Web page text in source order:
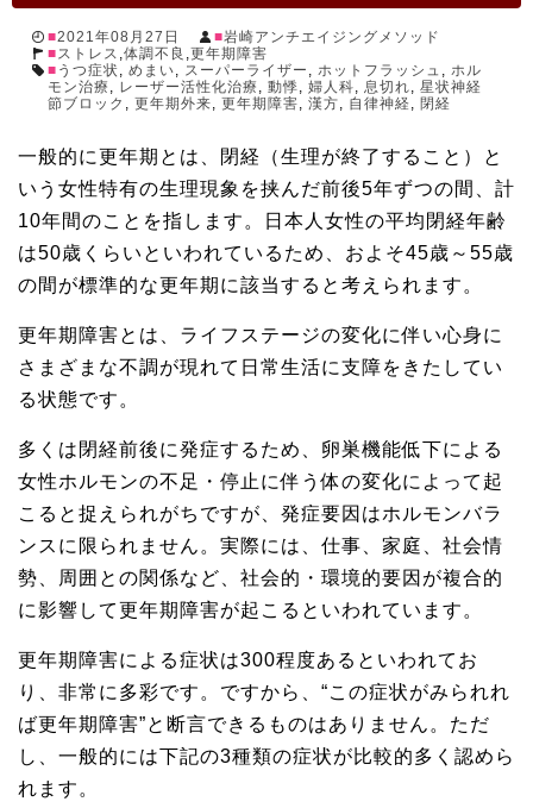
2021年08月27日
岩崎アンチエイジングメソッド
ストレス 体調不良 更年期障害
うつ症状
めまい スーパーライザー ホットフラッシュ
ホル
モン治療
レーザー活性化治療 動悸 婦人科 息切れ
星状神経
節ブロック
更年期外来 更年期障害 漢方 自律神経 閉経
一般的に更年期とは、閉経（生理が終了すること）と
いう女性特有の生理現象を挟んだ前後5年ずつの間、計
10年間のことを指します。日本人女性の平均閉経年齢
は50歳くらいといわれているため、およそ45歳～55歳
の間が標準的な更年期に該当すると考えられます。
更年期障害とは、ライフステージの変化に伴い心身に
さまざまな不調が現れて日常生活に支障をきたしてい
る状態です。
多くは閉経前後に発症するため、卵巣機能低下による
女性ホルモンの不足・停止に伴う体の変化によって起
こると捉えられがちですが、発症要因はホルモンバラ
ンスに限られません。実際には、仕事、家庭、社会情
勢、周囲との関係など、社会的・環境的要因が複合的
に影響して更年期障害が起こるといわれています。
更年期障害による症状は300程度あるといわれてお
り、非常に多彩です。ですから、“この症状がみられれ
ば更年期障害”と断言できるものはありません。ただ
し、一般的には下記の3種類の症状が比較的多く認めら
れます。